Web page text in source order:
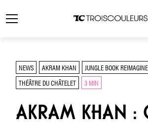
NEWS AKRAM KHAN
JUNGLE BOOK
THÉÂTRE DU CHÂTELET
3 MIN
AKRAM KHAN :